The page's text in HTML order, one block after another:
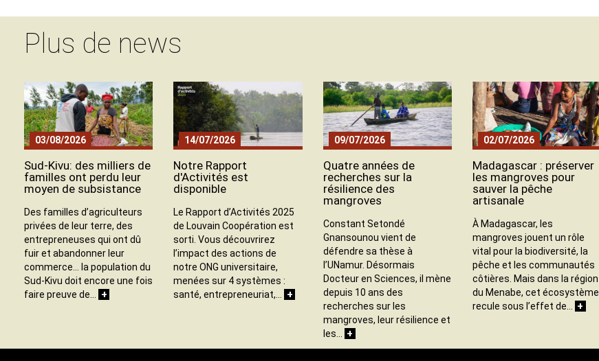
Plus de news
03/08/2026
Sud-Kivu: des milliers de
familles ont perdu leur
moyen de subsistance
Des familles d’agriculteurs
privées de leur terre, des
entrepreneuses qui ont dû
fuir et abandonner leur
commerce… la population du
Sud-Kivu doit encore une fois
faire preuve de…
+
14/07/2026
Notre Rapport
d'Activités est
disponible
Le Rapport d’Activités 2025
de Louvain Coopération est
sorti. Vous découvrirez
l’impact des actions de
notre ONG universitaire,
menées sur 4 systèmes :
santé, entrepreneuriat,…
+
09/07/2026
Quatre années de
recherches sur la
résilience des
mangroves
Constant Setondé
Gnansounou vient de
défendre sa thèse à
l’UNamur. Désormais
Docteur en Sciences, il mène
depuis 10 ans des
recherches sur les
mangroves, leur résilience et
les…
+
02/07/2026
Madagascar : préserver
les mangroves pour
sauver la pêche
artisanale
À Madagascar, les
mangroves jouent un rôle
vital pour la biodiversité, la
pêche et les communautés
côtières. Mais dans la région
du Menabe, cet écosystème
recule sous l’effet de…
+